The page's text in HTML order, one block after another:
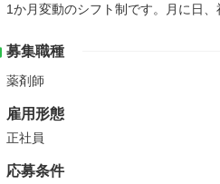
1か月変動のシフト制です。月に日、
募集職種
薬剤師
雇用形態
正社員
応募条件